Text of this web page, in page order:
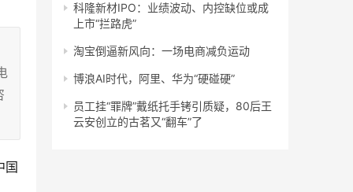
国
科隆新材IPO：业绩波动、内控缺位或成
上市“拦路虎”
淘宝倒逼新风向：一场电商减负运动
博浪AI时代，阿里、华为“硬碰硬”
员工挂“罪牌”戴纸托手铐引质疑，80后王
云安创立的古茗又“翻车”了